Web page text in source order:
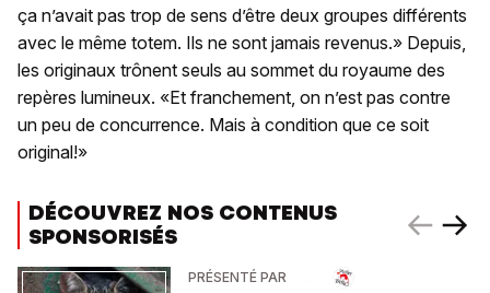
ça n’avait pas trop de sens d’être deux groupes différents
avec le même totem. Ils ne sont jamais revenus.» Depuis,
les originaux trônent seuls au sommet du royaume des
repères lumineux. «Et franchement, on n’est pas contre
un peu de concurrence. Mais à condition que ce soit
original!»
DÉCOUVREZ NOS CONTENUS
SPONSORISÉS
PRÉSENTÉ PAR